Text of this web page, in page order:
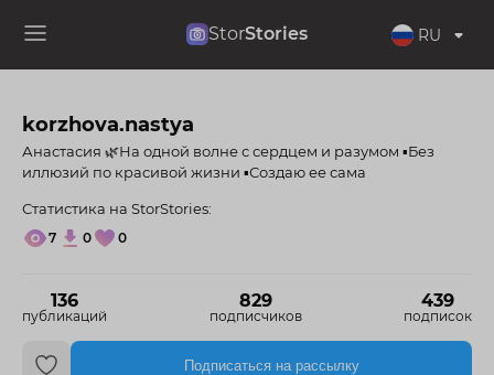
StorStories RU
korzhova.nastya
136
публикаций
829
подписчиков
439
подписок
Анастасия 🌿На одной волне с сердцем и разумом ▪Без
иллюзий по красивой жизни ▪Создаю ее сама
Статистика на StorStories:
7 0 0
Подписаться на рассылку